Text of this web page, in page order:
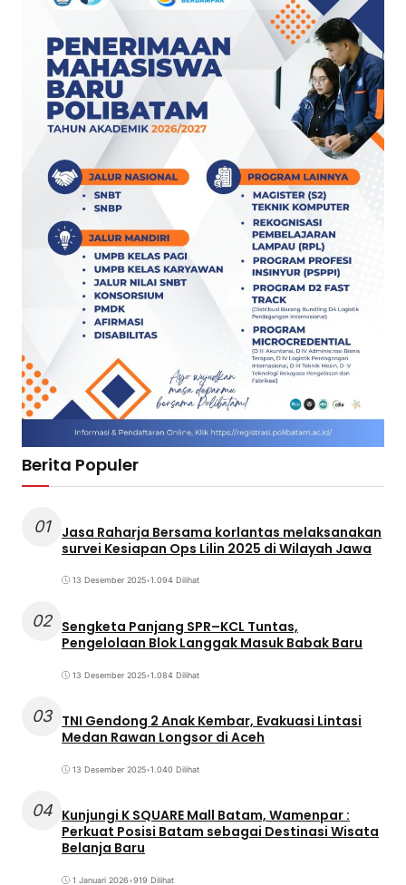
Berita Populer
01
Jasa Raharja Bersama korlantas melaksanakan
survei Kesiapan Ops Lilin 2025 di Wilayah Jawa
13 Desember 2025•1.094 Dilihat
02 Sengketa Panjang SPR–KCL Tuntas,
Pengelolaan Blok Langgak Masuk Babak Baru
13 Desember 2025•1.084 Dilihat
03 TNI Gendong 2 Anak Kembar, Evakuasi Lintasi
Medan Rawan Longsor di Aceh
13 Desember 2025•1.040 Dilihat
04 Kunjungi K SQUARE Mall Batam, Wamenpar :
Perkuat Posisi Batam sebagai Destinasi Wisata
Belanja Baru
1 Januari 2026•919 Dilihat